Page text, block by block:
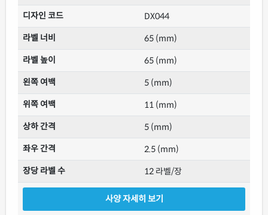
디자인 코드
DX044
라벨 너비
65 (mm)
라벨 높이
65 (mm)
왼쪽 여백
5 (mm)
위쪽 여백
11 (mm)
상하 간격
5 (mm)
좌우 간격
2.5 (mm)
장당 라벨 수
12 라벨/장
사양 자세히 보기